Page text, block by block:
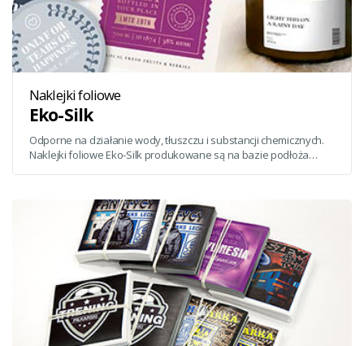
Naklejki foliowe
Eko-Silk
Odporne na działanie wody, tłuszczu i substancji chemicznych.
Naklejki foliowe Eko-Silk produkowane są na bazie podłoża